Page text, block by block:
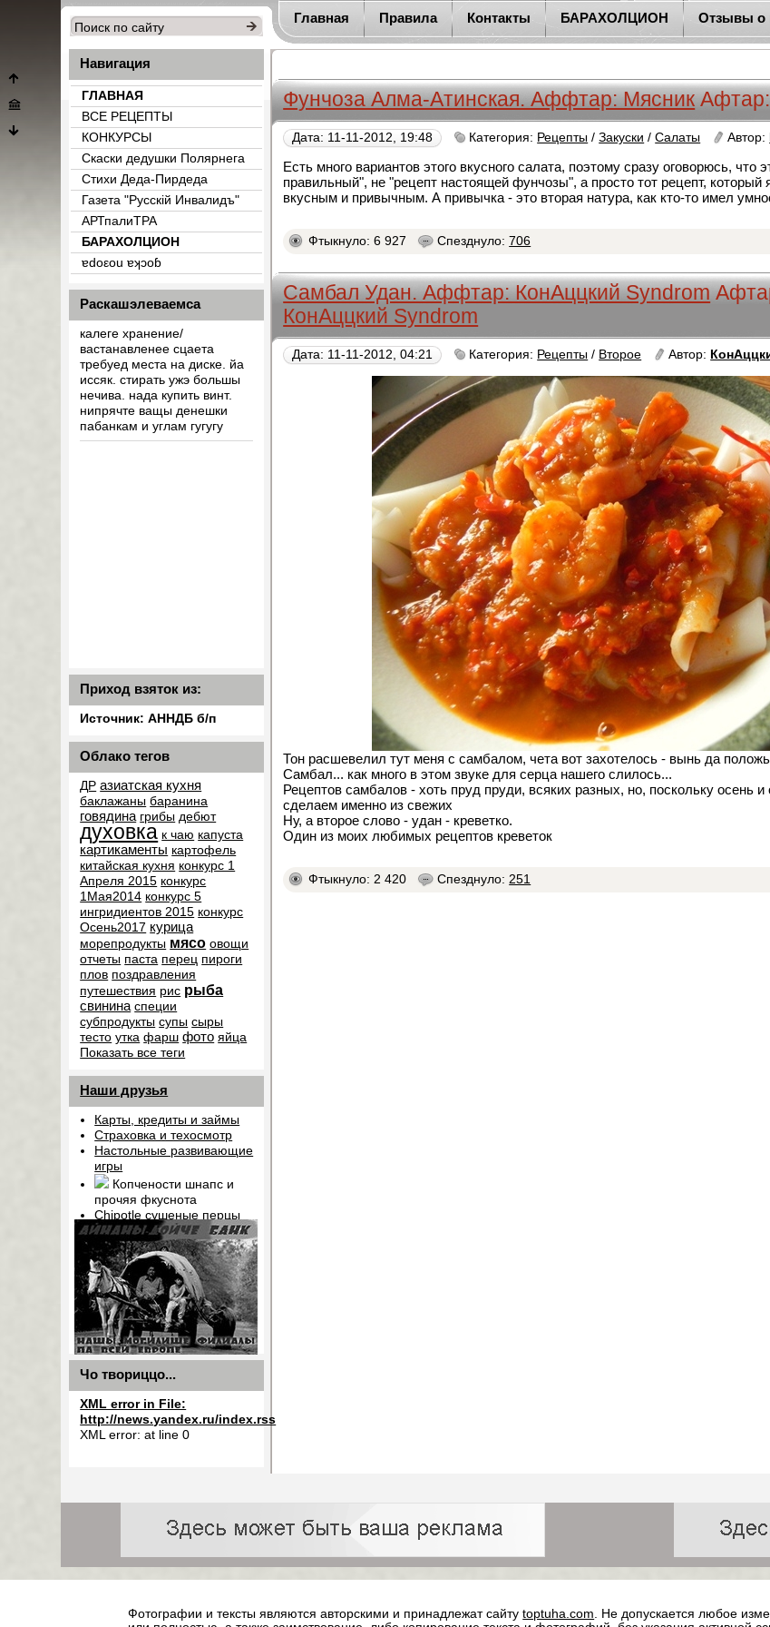
Главная Правила Контакты БАРАХОЛЦИОН Отзывы о
Фунчоза Алма-Атинская. Аффтар: Мясник
Дата: 11-11-2012, 19:48 Категория: Рецепты /Закуски /Салаты Автор:
Есть много вариантов этого вкусного салата, поэтому сразу оговорюсь, что
правильный", не "рецепт настоящей фунчозы", а просто тот рецепт,
вкусным и привычным. А привычка - это вторая натура, как кто-то имел
Фтыкнуло: 6 927 Спезднуло:706
Самбал Удан. Аффтар: КонАццкий Syndrom
КонАццкий Syndrom
Дата: 11-11-2012, 04:21 Категория: Рецепты / Второе Автор:
Тон расшевелил тут меня с самбалом, чета вот захотелось - вынь да положь
Самбал... как много в этом звуке для серца нашего слилось...
Рецептов самбалов - хоть пруд пруди, всяких разных, но, поскольку осень
сделаем именно из свежих
Ну, а второе слово - удан - креветко.
Один из моих любимых рецептов креветок
Фтыкнуло: 2 420 Спезднуло:251
Навигация
ГЛАВНАЯ
ВСЕ РЕЦЕПТЫ
КОНКУРСЫ
Скаски дедушки Полярнега
Стихи Деда-Пирдеда
Газета "Русскiй Инвалидъ"
АРТпалиТРА
БАРАХОЛЦИОН
{count_categ_22}
ɐdоεоu ɐʞɔоɓ
Раскашэлеваемса
калеге хранение/
вастанавленее сцаета
требуед места на диске. йа
иссяк. стирать ужэ большы
нечива. нада купить винт.
нипрячте ващы денешки
пабанкам и углам гугугу
Приход взяток из:
Источник: АННДБ б/п
Облако тегов
ДР азиатская кухня
баклажаны баранина
говядина грибы дебют
духовка к чаю капуста
картикаменты картофель
китайская кухня конкурс 1
Апреля 2015 конкурс
1Мая2014 конкурс 5
ингридиентов 2015 конкурс
Осень2017 курица
морепродукты мясо овощи
отчеты паста перец пироги
плов поздравления
путешествия рис рыба
свинина специи
субпродукты супы сыры
тесто утка фарш фото яйца
Показать все теги
Наши друзья
Карты, кредиты и займы
Страховка и техосмотр
Настольные развивающие
игры
Копчености шнапс и
прочяя фкуснота
Chipotle сушеные перцы
чили
Чо твориццо...
XML error in File:
http://news.yandex.ru/index.rss
XML error: at line 0
Фотографии и тексты являются авторскими и принадлежат сайтуtoptuha.com . Не допускается любое